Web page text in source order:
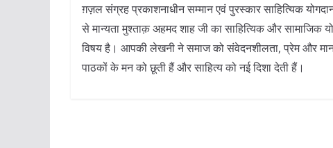
ग़ज़ल संग्रह प्रकाशनाधीन सम्मान एवं पुरस्कार साहित्यिक
से मान्यता मुश्ताक़ अहमद शाह जी का साहित्यिक और सामाजिक
विषय है। आपकी लेखनी ने समाज को संवेदनशीलता, प्रेम और
पाठकों के मन को छूती हैं और साहित्य को नई दिशा देती हैं।